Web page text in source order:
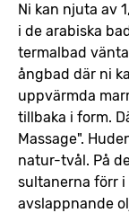
Ni kan njuta av
i de arabiska
termalbad
ångbad där ni
uppvärmda
tillbaka i form.
Massage".
natur-tvål. På
sultanerna förr
avslappnande